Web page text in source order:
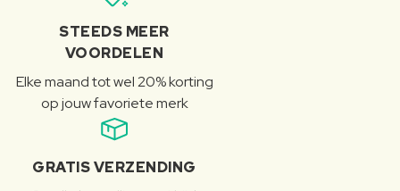
STEEDS MEER
VOORDELEN
Elke maand tot wel 20% korting
op jouw favoriete merk
GRATIS VERZENDING